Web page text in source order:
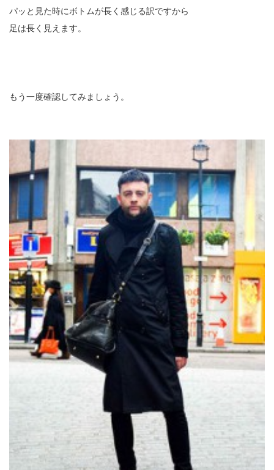
パッと見た時にボトムが長く感じる訳ですから
足は長く見えます。
もう一度確認してみましょう。